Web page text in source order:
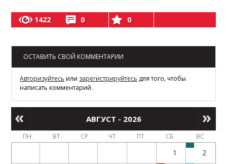
1422 0 0
ОСТАВИТЬ СВОЙ КОММЕНТАРИИ
Авторизуйтесь или зарегистрируйтесь для того, чтобы
написать комментарий.
АВГУСТ - 2026
ПН ВТ СР ЧТ ПТ СБ ВС
1 2